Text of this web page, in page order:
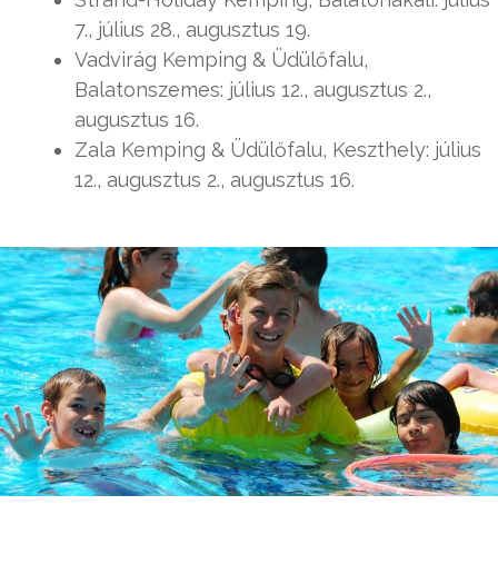
7., július 28., augusztus 19.
Vadvirág Kemping & Üdülőfalu,
Balatonszemes: július 12., augusztus 2.,
augusztus 16.
Zala Kemping & Üdülőfalu, Keszthely: július
12., augusztus 2., augusztus 16.